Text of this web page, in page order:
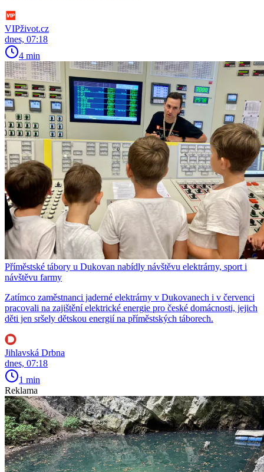
VIPživot.cz
dnes, 07:18
4 min
Příměstské tábory u Dukovan nabídly návštěvu elektrárny, sport i
návštěvu farmy
Zatímco zaměstnanci jaderné elektrárny v Dukovanech i v červenci
pracovali na zajištění elektrické energie pro české domácnosti, jejich
děti jen sršely dětskou energií na příměstských táborech.
Jihlavská Drbna
dnes, 07:18
1 min
Reklama